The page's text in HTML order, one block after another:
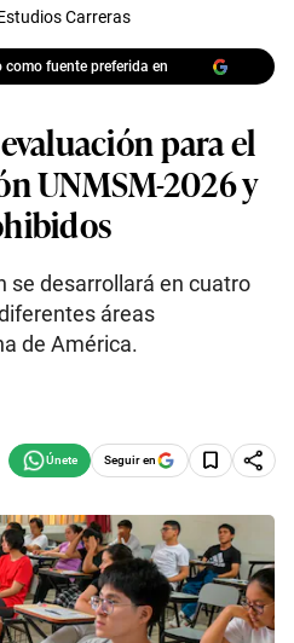
Carreras
como fuente preferida en
para el
UNMSM-2026 y
se desarrollará en cuatro
áreas
de América.
Seguir en